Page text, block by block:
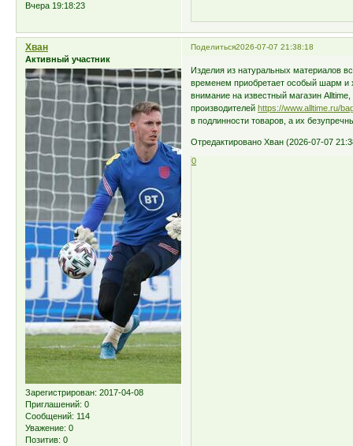
Вчера 19:18:23
Поделиться2026-07-07 21:38:18
Хван
Активный участник
Зарегистрирован: 2017-04-08
Приглашений: 0
Сообщений: 114
Уважение: 0
Позитив: 0
Изделия из натуральных материалов
временем приобретает особый шарм и
внимание на известный магазин
производителейhttps://www.alltime.ru/
в подлинности товаров, а их
Отредактировано Хван (2026-07-07
0